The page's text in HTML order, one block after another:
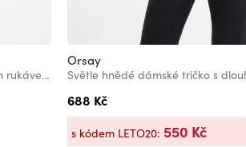
Světle růžové dámské tričko s dlouhým rukávem ORSAY
Orsay
688 Kč
s kódem LETO20: 550 Kč